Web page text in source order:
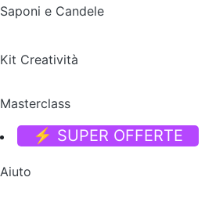
Saponi e Candele
Kit Creatività
Masterclass
⚡ SUPER OFFERTE
Aiuto